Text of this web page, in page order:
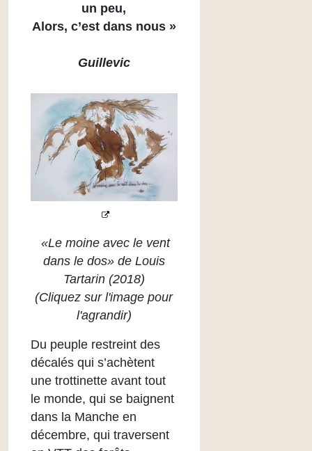
un peu,
Alors, c’est dans nous »
Guillevic
«Le moine avec le vent
dans le dos» de Louis
Tartarin (2018)
(Cliquez sur l'image pour
l'agrandir)
Du peuple restreint des
décalés qui s’achètent
une trottinette avant tout
le monde, qui se baignent
dans la Manche en
décembre, qui traversent